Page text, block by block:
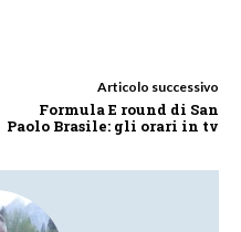
Articolo successivo
Formula E round di San
Paolo Brasile: gli orari in tv